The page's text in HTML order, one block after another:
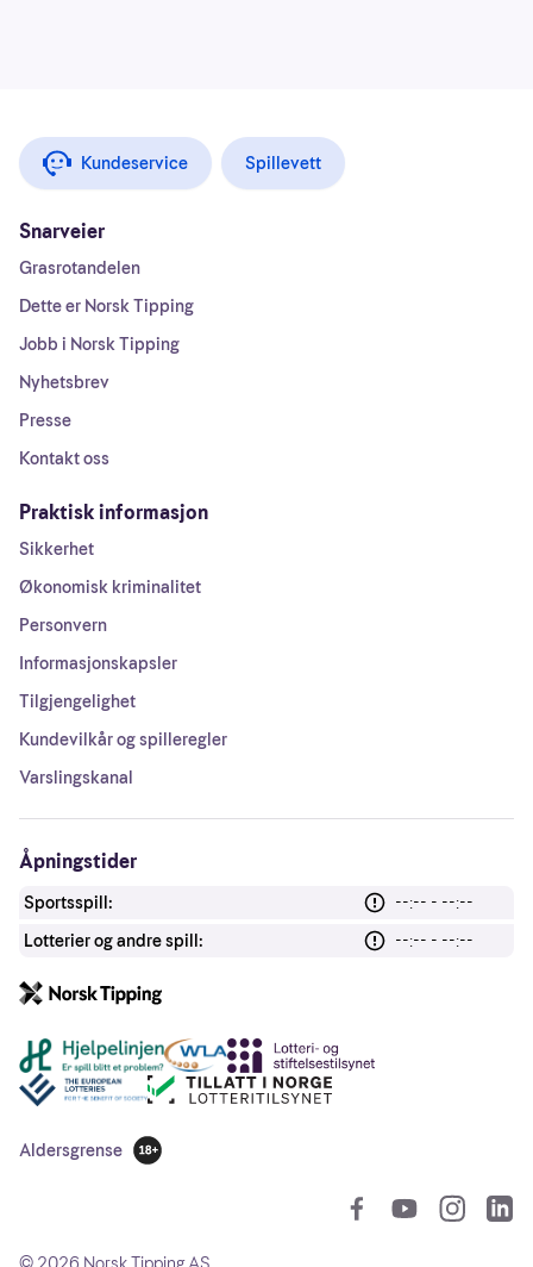
Kundeservice Spillevett
Snarveier
Grasrotandelen
Dette er Norsk Tipping
Jobb i Norsk Tipping
Nyhetsbrev
Presse
Kontakt oss
Praktisk informasjon
Sikkerhet
Økonomisk kriminalitet
Personvern
Informasjonskapsler
Tilgjengelighet
Kundevilkår og spilleregler
Varslingskanal
Åpningstider
Sportsspill:
--:-- - --:--
Lotterier og andre spill:
--:-- - --:--
Andre lenker
Aldersgrense
18 år